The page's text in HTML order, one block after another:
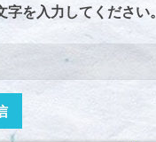
字を入力してください。